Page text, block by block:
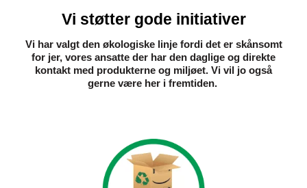
Vi støtter gode initiativer
Vi har valgt den økologiske linje fordi det er skånsomt
for jer, vores ansatte der har den daglige og direkte
kontakt med produkterne og miljøet. Vi vil jo også
gerne være her i fremtiden. ​